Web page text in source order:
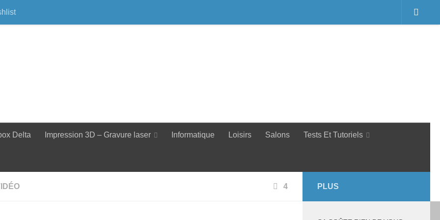
Delta Impression 3D – Gravure laser Informatique Loisirs Salons Tests Et Tutoriels
4 PLUS